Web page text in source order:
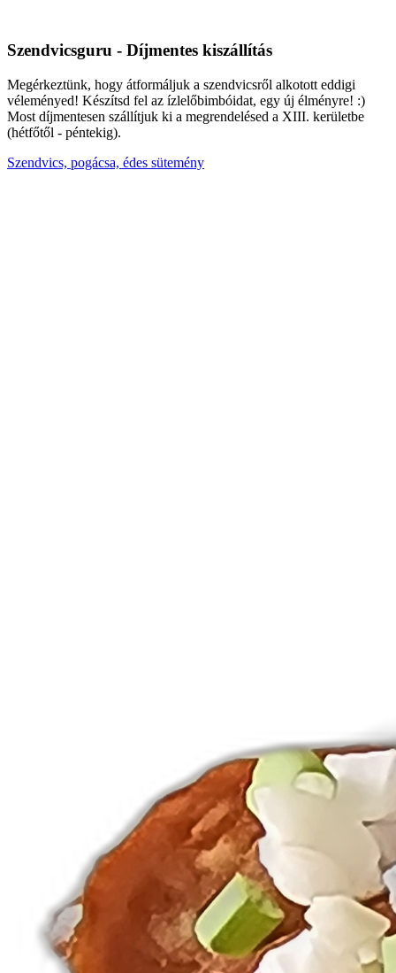
Szendvicsguru - Díjmentes kiszállítás
Megérkeztünk, hogy átformáljuk a szendvicsről alkotott eddigi
véleményed! Készítsd fel az ízlelőbimbóidat, egy új élményre! :)
Most díjmentesen szállítjuk ki a megrendelésed a XIII. kerületbe
(hétfőtől - péntekig).
Szendvics, pogácsa, édes sütemény